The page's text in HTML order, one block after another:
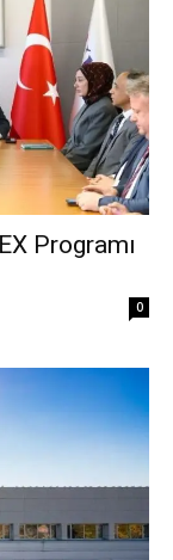
Programı
0